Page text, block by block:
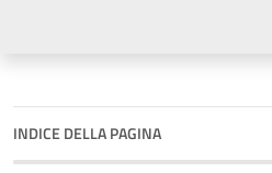
INDICE DELLA PAGINA